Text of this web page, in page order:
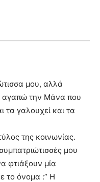
μου, αλλά
αγαπώ την Μάνα που
τα γαλουχεί και τα
της κοινωνίας.
μου
φτιάξουν μία
το όνομα :” Η